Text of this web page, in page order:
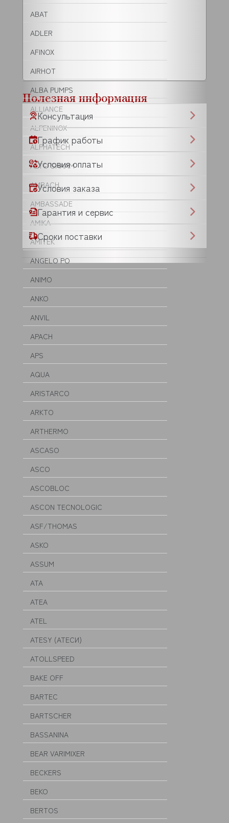
ABAT
ADLER
AFINOX
AIRHOT
ALBA PUMPS
ALLIANCE
ALPENINOX
ALPHATECH
ALTO SHAAM
AMBACH
AMBASSADE
AMIKA
AMITEK
ANGELO PO
ANIMO
ANKO
ANVIL
APACH
APS
AQUA
ARISTARCO
ARKTO
ARTHERMO
ASCASO
ASCO
ASCOBLOC
ASCON TECNOLOGIC
ASF/THOMAS
ASKO
ASSUM
ATA
ATEA
ATEL
ATESY (АТЕСИ)
ATOLLSPEED
BAKE OFF
BARTEC
BARTSCHER
BASSANINA
BEAR VARIMIXER
BECKERS
BEKO
BERTOS
Полезная информация
Консультация
График работы
Условия оплаты
Условия заказа
Гарантия и сервис
Сроки поставки